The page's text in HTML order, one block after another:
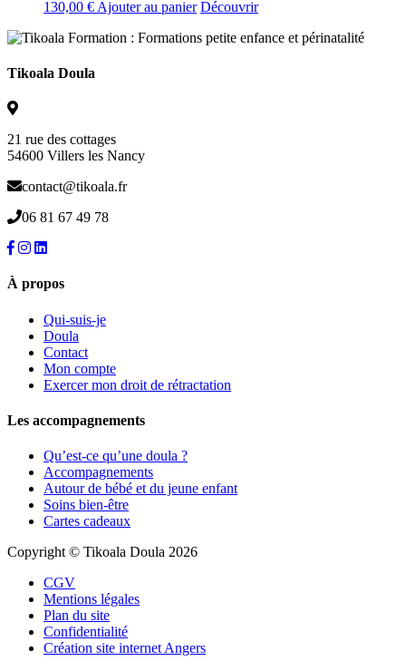
130,00 € Ajouter au panier Découvrir
Tikoala Doula
21 rue des cottages
54600 Villers les Nancy
contact@tikoala.fr
06 81 67 49 78
À propos
Qui-suis-je
Doula
Contact
Mon compte
Exercer mon droit de rétractation
Les accompagnements
Qu’est-ce qu’une doula ?
Accompagnements
Autour de bébé et du jeune enfant
Soins bien-être
Cartes cadeaux
Copyright © Tikoala Doula 2026
CGV
Mentions légales
Plan du site
Confidentialité
Création site internet Angers